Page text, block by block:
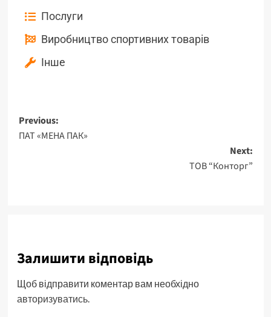
Послуги
Виробництво спортивних товарів
Інше
Previous:
ПАТ «МЕНА ПАК»
Next:
ТОВ “Конторг”
Залишити відповідь
Щоб відправити коментар вам необхідно
авторизуватись.